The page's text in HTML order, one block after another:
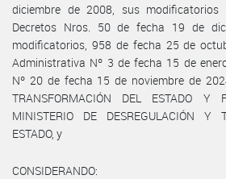
diciembre de 2008, sus modificatorios
Decretos Nros. 50 de fecha 19 de
modificatorios, 958 de fecha 25 de
Administrativa Nº 3 de fecha 15 de
Nº 20 de fecha 15 de noviembre de
TRANSFORMACIÓN DEL ESTADO Y
MINISTERIO DE DESREGULACIÓN Y
ESTADO, y
CONSIDERANDO: